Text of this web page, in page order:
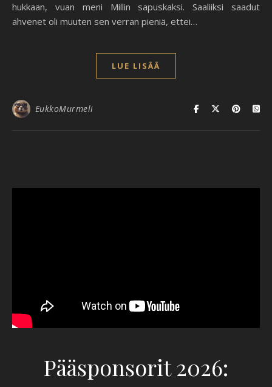
hukkaan, vuan meni Millin sapuskaksi. Saaliiksi saadut
ahvenet oli muuten sen verran pieniä, ettei…
LUE LISÄÄ
EukkoMurmeli
Pääsponsorit 2026: